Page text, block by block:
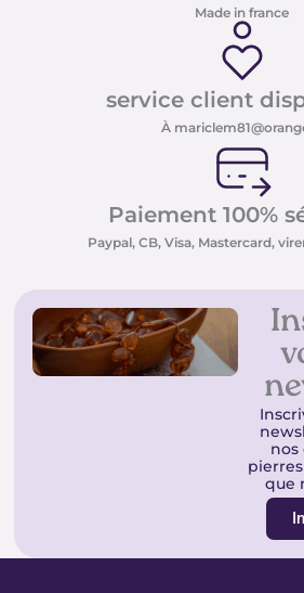
Made in france
service client
À
Paiement 100%
Paypal, CB, Visa, Mastercard,
nos
que